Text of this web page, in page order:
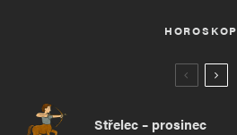
HOROSKOP
Střelec – prosinec